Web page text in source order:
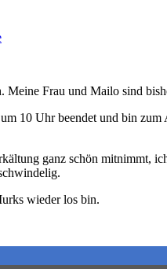
Frau und Mailo sind
10 Uhr beendet und bin
ganz schön mitnimmt,
wieder los bin.